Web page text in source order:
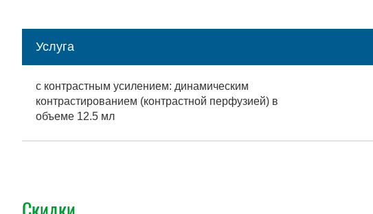
Услуга
с контрастным усилением: динамическим
контрастированием (контрастной перфузией) в
объеме 12.5 мл